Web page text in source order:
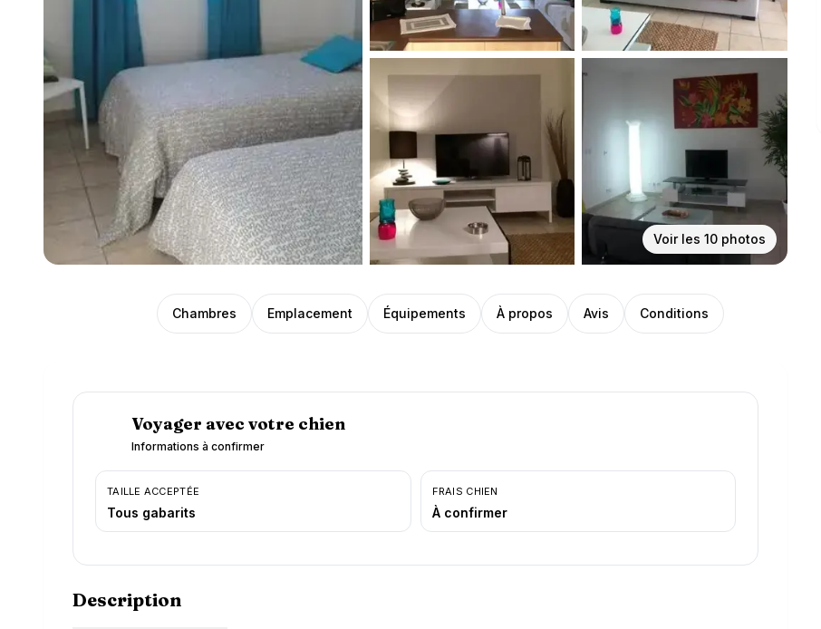
Voir les10 photos
Chambres Emplacement Équipements À propos Avis Conditions
Voyager avec votre chien
Informations à confirmer
TAILLE ACCEPTÉE
Tous gabarits
FRAIS CHIEN
À confirmer
Description